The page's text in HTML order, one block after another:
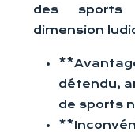
des sports
dimension
détendu,
de sports